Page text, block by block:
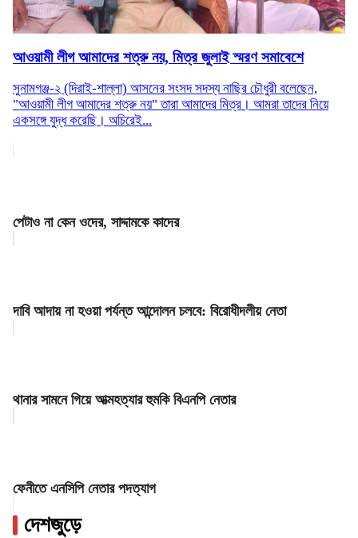
আওয়ামী লীগ আমাদের শত্রু নয়, মিত্র জুলাই স্মরণ সমাবেশে
সুনামগঞ্জ-২ (দিরাই-শাল্লা) আসনের সংসদ সদস্য নাছির চৌধুরী বলেছেন,
"আওয়ামী লীগ আমাদের শত্রু নয়" তারা আমাদের মিত্র। আমরা তাদের নিয়ে
একসঙ্গে যুদ্ধ করেছি। অচিরেই...
পেটাও না কেন ওদের, সাদ্দামকে কাদের
দাবি আদায় না হওয়া পর্যন্ত আন্দোলন চলবে: বিরোধীদলীয় নেতা
থানার সামনে গিয়ে আত্মহত্যার হুমকি বিএনপি নেতার
ফেনীতে এনসিপি নেতার পদত্যাগ
দেশজুড়ে